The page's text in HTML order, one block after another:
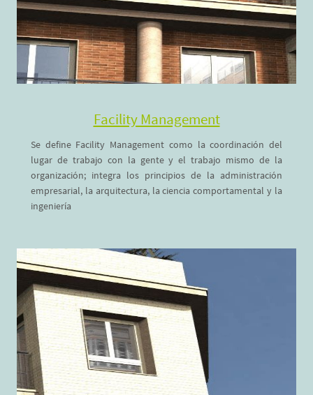
Se define Facility Management como la coordinación del
lugar de trabajo con la gente y el trabajo mismo de la
organización; integra los principios de la administración
empresarial, la arquitectura, la ciencia comportamental y la